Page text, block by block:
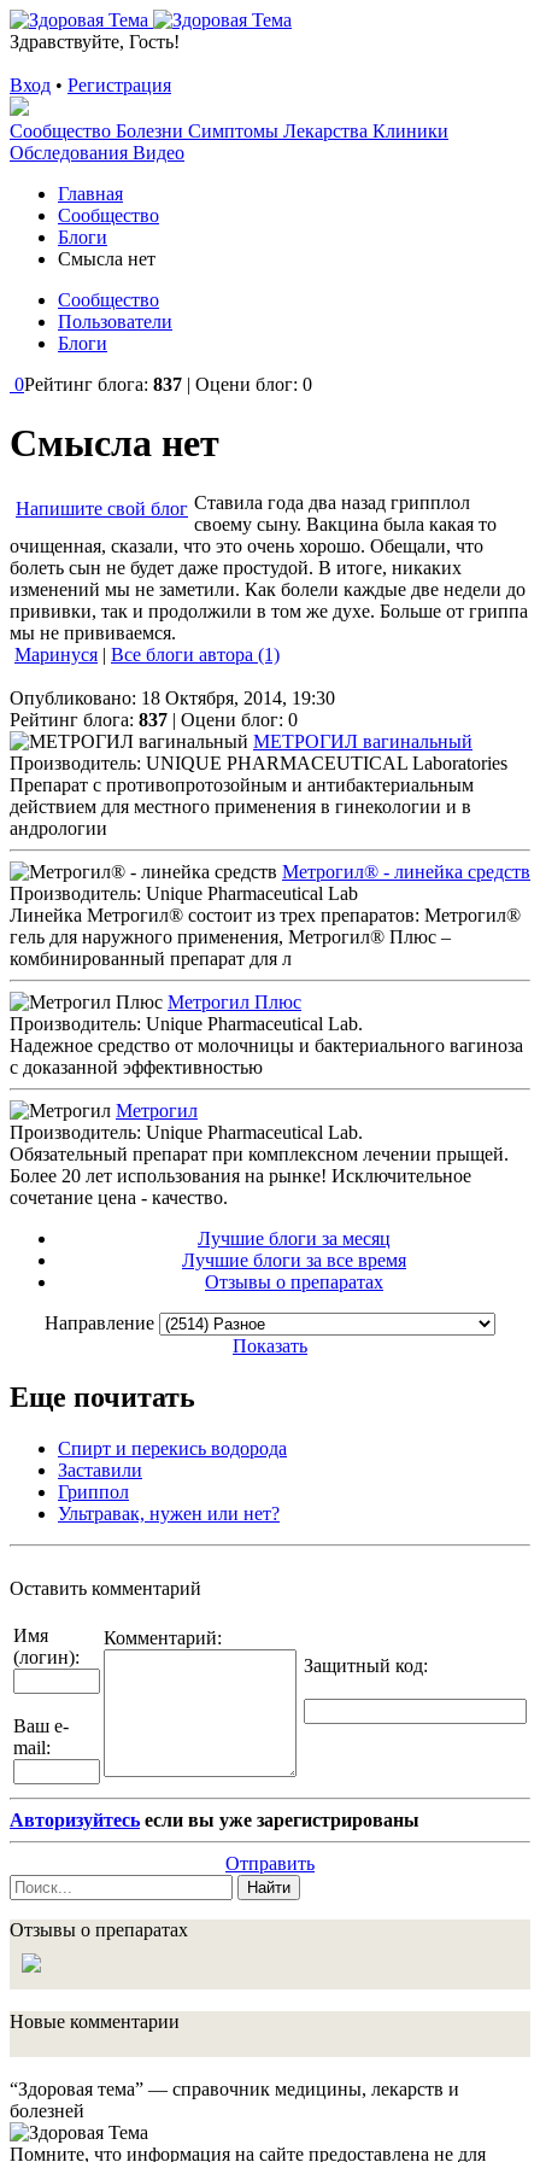
Здравствуйте, Гость!
Вход • Регистрация
Сообщество Болезни Симптомы Лекарства Клиники
Обследования Видео
Главная
Сообщество
Блоги
Смысла нет
Сообщество
Пользователи
Блоги
0Рейтинг блога: 837 | Оцени блог: 0
Смысла нет
Напишите свой блог Ставила года два назад грипплол
своему сыну. Вакцина была какая то
очищенная, сказали, что это очень хорошо. Обещали, что
болеть сын не будет даже простудой. В итоге, никаких
изменений мы не заметили. Как болели каждые две недели до
прививки, так и продолжили в том же духе. Больше от гриппа
мы не прививаемся.
Маринуся | Все блоги автора (1)
Опубликовано: 18 Октября, 2014, 19:30
Рейтинг блога: 837 | Оцени блог: 0
МЕТРОГИЛ вагинальный
Производитель: UNIQUE PHARMACEUTICAL Laboratories
Препарат с противопротозойным и антибактериальным
действием для местного применения в гинекологии и в
андрологии
Метрогил® - линейка средств
Производитель: Unique Pharmaceutical Lab
Линейка Метрогил® состоит из трех препаратов: Метрогил®
гель для наружного применения, Метрогил® Плюс –
комбинированный препарат для л
Метрогил Плюс
Производитель: Unique Pharmaceutical Lab.
Надежное средство от молочницы и бактериального вагиноза
с доказанной эффективностью
Метрогил
Производитель: Unique Pharmaceutical Lab.
Обязательный препарат при комплексном лечении прыщей.
Более 20 лет использования на рынке! Исключительное
сочетание цена - качество.
Лучшие блоги за месяц
Лучшие блоги за все время
Отзывы о препаратах
Направление
Показать
Еще почитать
Спирт и перекись водорода
Заставили
Гриппол
Ультравак, нужен или нет?
Оставить комментарий
Имя
(логин):
Ваш e-
mail:
Комментарий:
Защитный код:
Авторизуйтесь если вы уже зарегистрированы
Отправить
Найти
Отзывы о препаратах
Новые комментарии
“Здоровая тема” — справочник медицины, лекарств и
болезней
Помните, что информация на сайте предоставлена не для